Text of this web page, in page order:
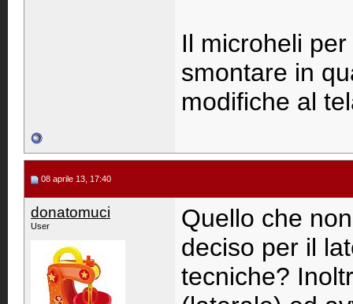
Il microheli
smontare in
modifiche al
08 aprile 13, 17:40
donatomuci
User
Quello che
deciso per il
tecniche?